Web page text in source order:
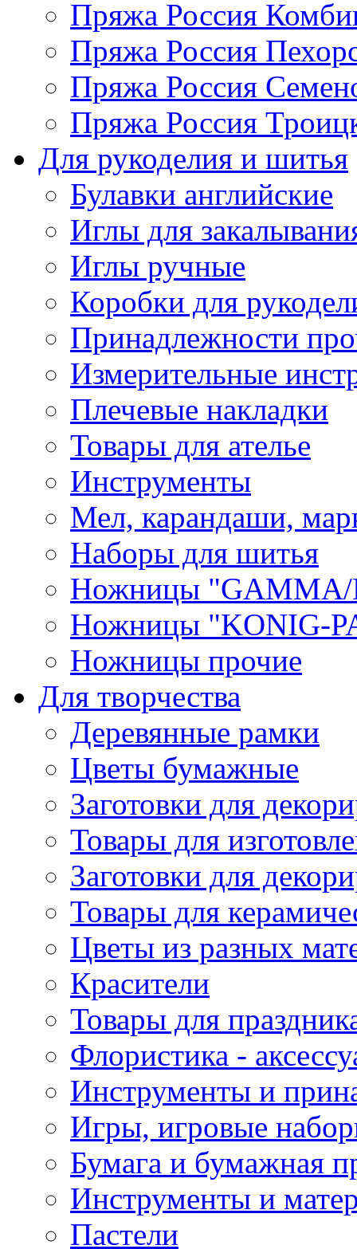
Пряжа Россия
Пряжа Россия
Пряжа Россия
Пряжа Россия
Для рукоделия и шитья
Булавки английские
Иглы для
Иглы ручные
Коробки для
Принадлежности
Измерительные
Плечевые накладки
Товары для ателье
Инструменты
Мел, карандаши,
Наборы для шитья
Ножницы "GAMMA/
Ножницы "KONIG-
Ножницы прочие
Для творчества
Деревянные рамки
Цветы бумажные
Заготовки для
Товары для
Заготовки для
Товары для
Цветы из разных
Красители
Товары для
Флористика -
Инструменты и
Игры, игровые
Бумага и бумажная
Инструменты и
Пастели